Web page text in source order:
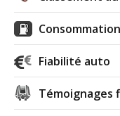
Fiabilité auto
Témoignages